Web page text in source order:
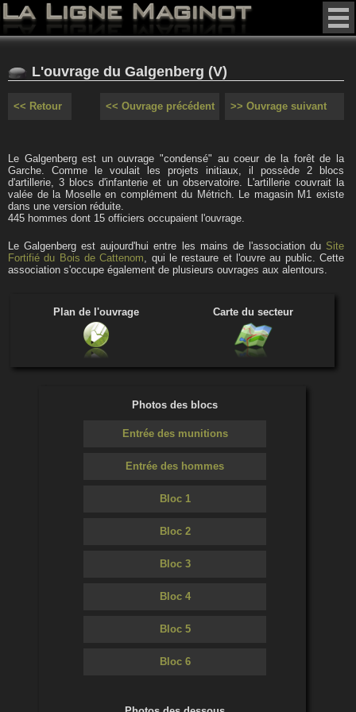
L'ouvrage du Galgenberg (V)
<< Retour >> Ouvrage suivant
<< Ouvrage précédent
Le Galgenberg est un ouvrage "condensé" au coeur de la forêt de la
Garche. Comme le voulait les projets initiaux, il possède 2 blocs
d'artillerie, 3 blocs d'infanterie et un observatoire. L'artillerie couvrait la
valée de la Moselle en complément du Métrich. Le magasin M1 existe
dans une version réduite.
445 hommes dont 15 officiers occupaient l'ouvrage.
Le Galgenberg est aujourd'hui entre les mains de l'association du Site
Fortifié du Bois de Cattenom, qui le restaure et l'ouvre au public. Cette
association s'occupe également de plusieurs ouvrages aux alentours.
Plan de l'ouvrage Carte du secteur
Photos des blocs
Entrée des munitions
Entrée des hommes
Bloc 1
Bloc 2
Bloc 3
Bloc 4
Bloc 5
Bloc 6